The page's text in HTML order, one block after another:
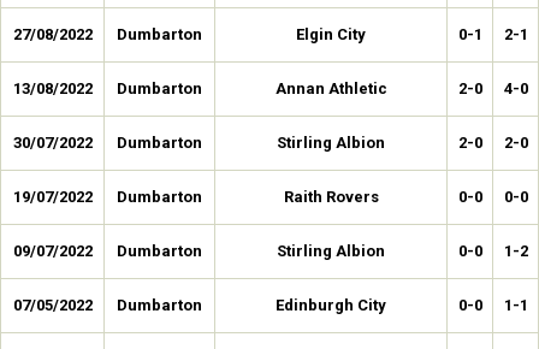
27/08/2022 Dumbarton Elgin City 0-1 2-1
13/08/2022 Dumbarton Annan Athletic 2-0 4-0
30/07/2022 Dumbarton Stirling Albion 2-0 2-0
19/07/2022 Dumbarton Raith Rovers 0-0 0-0
09/07/2022 Dumbarton Stirling Albion 0-0 1-2
07/05/2022 Dumbarton Edinburgh City 0-0 1-1